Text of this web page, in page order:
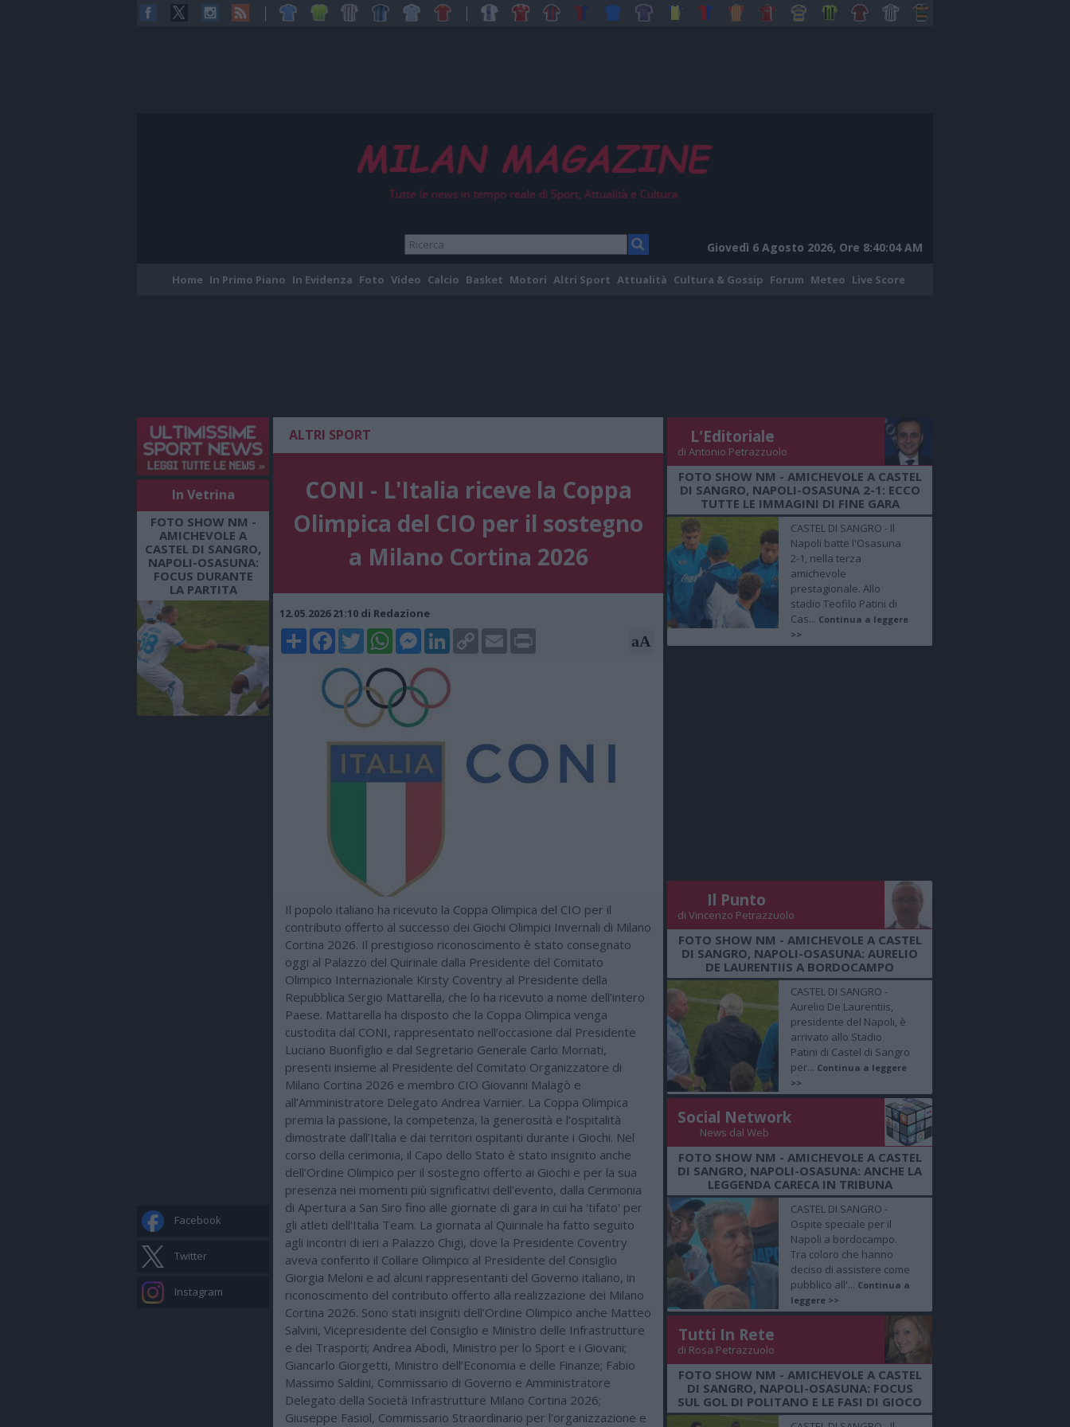
Giovedì 6 Agosto 2026, Ore 8:40:05 AM
Home In Primo Piano In Evidenza Foto Video Calcio Basket Motori Altri Sport Attualità Cultura & Gossip Forum Meteo Live Score
In Vetrina
FOTO SHOW NM -
AMICHEVOLE A
CASTEL DI SANGRO,
NAPOLI-OSASUNA:
FOCUS DURANTE
LA PARTITA
Facebook
Twitter
Instagram
ALTRI SPORT
CONI - L'Italia riceve la Coppa
Olimpica del CIO per il sostegno
a Milano Cortina 2026
12.05.2026 21:10 di Redazione
ShareFacebookTwitterWhatsAppMessenger
LinkedIn
Copy
Link
Email Print aA
Il popolo italiano ha ricevuto la Coppa Olimpica del CIO per il
contributo offerto al successo dei Giochi Olimpici Invernali di Milano
Cortina 2026. Il prestigioso riconoscimento è stato consegnato
oggi al Palazzo del Quirinale dalla Presidente del Comitato
Olimpico Internazionale Kirsty Coventry al Presidente della
Repubblica Sergio Mattarella, che lo ha ricevuto a nome dell’intero
Paese. Mattarella ha disposto che la Coppa Olimpica venga
custodita dal CONI, rappresentato nell’occasione dal Presidente
Luciano Buonfiglio e dal Segretario Generale Carlo Mornati,
presenti insieme al Presidente del Comitato Organizzatore di
Milano Cortina 2026 e membro CIO Giovanni Malagò e
all’Amministratore Delegato Andrea Varnier. La Coppa Olimpica
premia la passione, la competenza, la generosità e l’ospitalità
dimostrate dall’Italia e dai territori ospitanti durante i Giochi. Nel
corso della cerimonia, il Capo dello Stato è stato insignito anche
dell’Ordine Olimpico per il sostegno offerto ai Giochi e per la sua
presenza nei momenti più significativi dell’evento, dalla Cerimonia
di Apertura a San Siro fino alle giornate di gara in cui ha 'tifato' per
gli atleti dell'Italia Team. La giornata al Quirinale ha fatto seguito
agli incontri di ieri a Palazzo Chigi, dove la Presidente Coventry
aveva conferito il Collare Olimpico al Presidente del Consiglio
Giorgia Meloni e ad alcuni rappresentanti del Governo italiano, in
riconoscimento del contributo offerto alla realizzazione dei Milano
Cortina 2026. Sono stati insigniti dell’Ordine Olimpico anche Matteo
Salvini, Vicepresidente del Consiglio e Ministro delle Infrastrutture
e dei Trasporti; Andrea Abodi, Ministro per lo Sport e i Giovani;
Giancarlo Giorgetti, Ministro dell’Economia e delle Finanze; Fabio
Massimo Saldini, Commissario di Governo e Amministratore
Delegato della Società Infrastrutture Milano Cortina 2026;
Giuseppe Fasiol, Commissario Straordinario per l’organizzazione e
L'Editoriale
di Antonio Petrazzuolo
FOTO SHOW NM - AMICHEVOLE A CASTEL
DI SANGRO, NAPOLI-OSASUNA 2-1: ECCO
TUTTE LE IMMAGINI DI FINE GARA
CASTEL DI SANGRO - Il
Napoli batte l'Osasuna
2-1, nella terza
amichevole
prestagionale. Allo
stadio Teofilo Patini di
Cas... Continua a leggere
>>
Il Punto
di Vincenzo Petrazzuolo
FOTO SHOW NM - AMICHEVOLE A CASTEL
DI SANGRO, NAPOLI-OSASUNA: AURELIO
DE LAURENTIIS A BORDOCAMPO
CASTEL DI SANGRO -
Aurelio De Laurentiis,
presidente del Napoli, è
arrivato allo Stadio
Patini di Castel di Sangro
per... Continua a leggere
>>
Social Network
News dal Web
FOTO SHOW NM - AMICHEVOLE A CASTEL
DI SANGRO, NAPOLI-OSASUNA: ANCHE LA
LEGGENDA CARECA IN TRIBUNA
CASTEL DI SANGRO -
Ospite speciale per il
Napoli a bordocampo.
Tra coloro che hanno
deciso di assistere come
pubblico all'... Continua a
leggere >>
Tutti In Rete
di Rosa Petrazzuolo
FOTO SHOW NM - AMICHEVOLE A CASTEL
DI SANGRO, NAPOLI-OSASUNA: FOCUS
SUL GOL DI POLITANO E LE FASI DI GIOCO